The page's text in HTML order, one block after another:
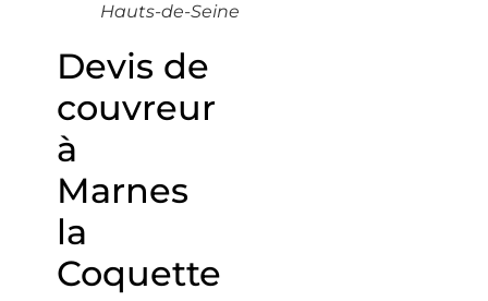
Hauts-de-Seine
Devis de
couvreur
à
Marnes
la
Coquette